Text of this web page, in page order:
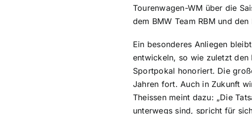
Tourenwagen-WM über die
dem BMW Team RBM und
Ein besonderes Anliegen
entwickeln, so wie zuletzt den
Sportpokal honoriert. Die
Jahren fort. Auch in Zukunft
Theissen meint dazu: „Die
unterwegs sind, spricht für